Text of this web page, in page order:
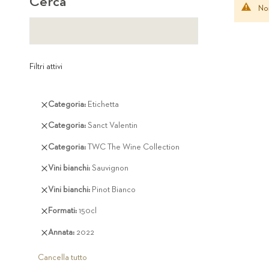
Filtri attivi
Categoria Etichetta
Rimuovi
articolo
Categoria Sanct Valentin
Rimuovi
articolo
Categoria TWC The Wine Collection
Rimuovi
articolo
Vini bianchi Sauvignon
Rimuovi
articolo
Vini bianchi Pinot Bianco
Rimuovi
articolo
Formati 150cl
Rimuovi
articolo
Annata 2022
Rimuovi
articolo
Cancella tutto